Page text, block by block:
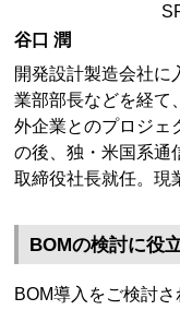
谷口 潤
開発設計製造会社に
業部部長などを経て
外企業とのプロジェ
の後、独・米国系通
取締役社長就任。現
BOMの検討に役
BOM導入をご検討